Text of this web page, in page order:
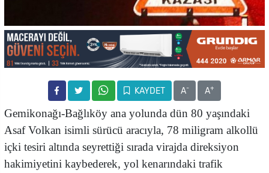
KAYDET A- A+
Gemikonağı-Bağlıköy ana yolunda dün 80 yaşındaki
Asaf Volkan isimli sürücü aracıyla, 78 miligram alkollü
içki tesiri altında seyrettiği sırada virajda direksiyon
hakimiyetini kaybederek, yol kenarındaki trafik